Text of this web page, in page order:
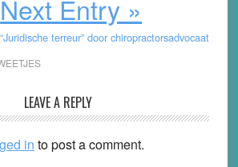
Next Entry »
“Juridische terreur” door chiropractorsadvocaat
LEAVE A REPLY
in to post a comment.